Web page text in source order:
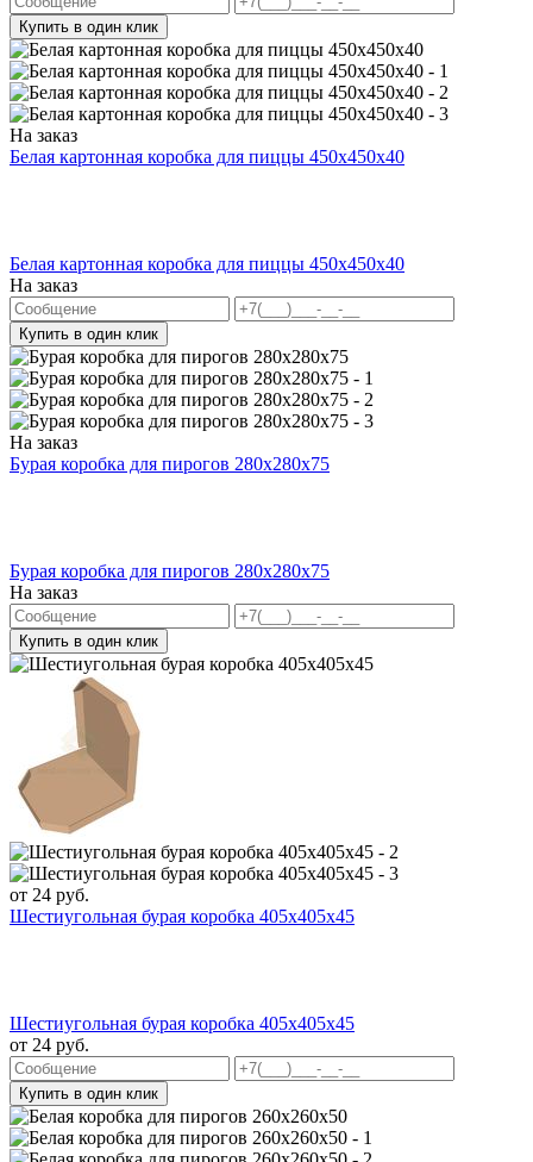
Купить в один клик
На заказ
Белая картонная коробка для пиццы 450x450x40
Белая картонная коробка для пиццы 450x450x40
На заказ
Купить в один клик
На заказ
Бурая коробка для пирогов 280x280x75
Бурая коробка для пирогов 280x280x75
На заказ
Купить в один клик
от 24 руб.
Шестиугольная бурая коробка 405x405x45
Шестиугольная бурая коробка 405x405x45
от 24 руб.
Купить в один клик